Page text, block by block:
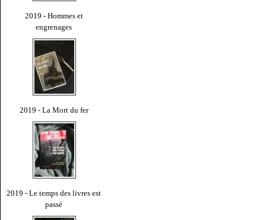
2019 - Hommes et
engrenages
2019 - La Mort du fer
2019 - Le temps des livres est
passé